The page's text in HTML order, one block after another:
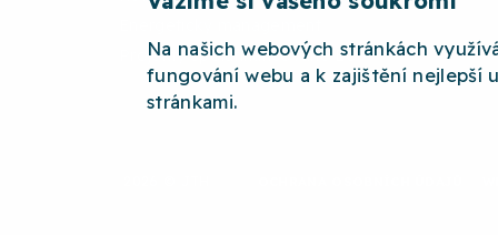
Na našich webových stránkách
fungování webu a k zajištění nejlepší
stránkami.
Projekty spolufinancované EU